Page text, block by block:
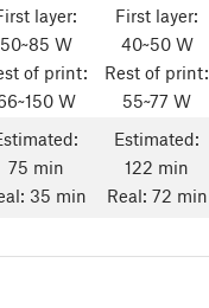
layer:
50~85 W
of print:
W
First layer:
40~50 W
Rest of print:
55~77 W
75 min
35 min
Estimated:
122 min
Real: 72 min